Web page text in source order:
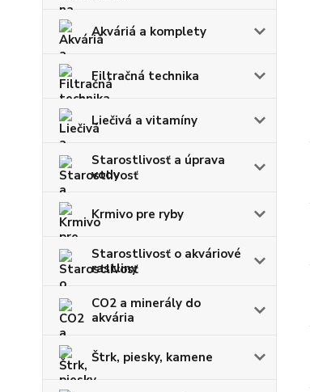
Akváriá a komplety
Filtračná technika
Liečivá a vitamíny
Starostlivosť a úprava
vody
Krmivo pre ryby
Starostlivosť o akváriové
rastliny
CO2 a minerály do
akvária
Štrk, piesky, kamene